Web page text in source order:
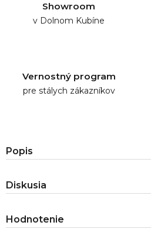
Showroom
v Dolnom Kubíne
Vernostný program
pre stálych zákazníkov
Popis
Diskusia
Hodnotenie